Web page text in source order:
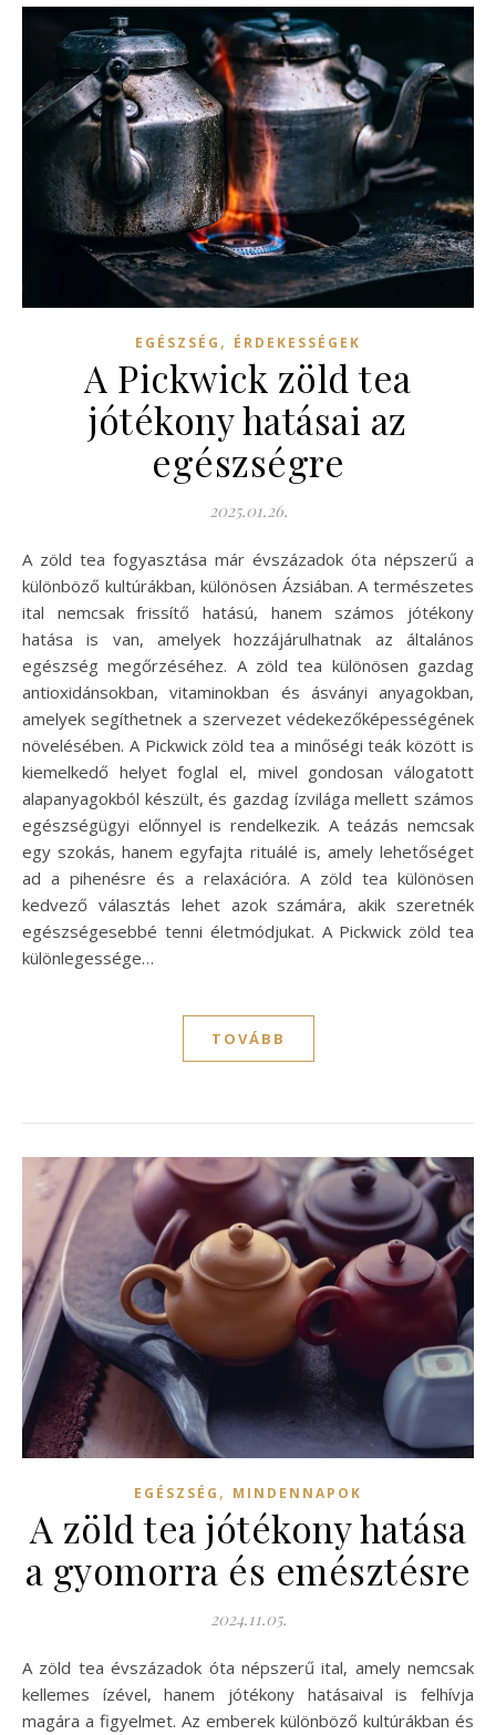
EGÉSZSÉG , ÉRDEKESSÉGEK
A Pickwick zöld tea
jótékony hatásai az
egészségre
2025.01.26.
A zöld tea fogyasztása már évszázadok óta népszerű a
különböző kultúrákban, különösen Ázsiában. A természetes
ital nemcsak frissítő hatású, hanem számos jótékony
hatása is van, amelyek hozzájárulhatnak az általános
egészség megőrzéséhez. A zöld tea különösen gazdag
antioxidánsokban, vitaminokban és ásványi anyagokban,
amelyek segíthetnek a szervezet védekezőképességének
növelésében. A Pickwick zöld tea a minőségi teák között is
kiemelkedő helyet foglal el, mivel gondosan válogatott
alapanyagokból készült, és gazdag ízvilága mellett számos
egészségügyi előnnyel is rendelkezik. A teázás nemcsak
egy szokás, hanem egyfajta rituálé is, amely lehetőséget
ad a pihenésre és a relaxációra. A zöld tea különösen
kedvező választás lehet azok számára, akik szeretnék
egészségesebbé tenni életmódjukat. A Pickwick zöld tea
különlegessége…
TOVÁBB
EGÉSZSÉG , MINDENNAPOK
A zöld tea jótékony hatása
a gyomorra és emésztésre
2024.11.05.
A zöld tea évszázadok óta népszerű ital, amely nemcsak
kellemes ízével, hanem jótékony hatásaival is felhívja
magára a figyelmet. Az emberek különböző kultúrákban és